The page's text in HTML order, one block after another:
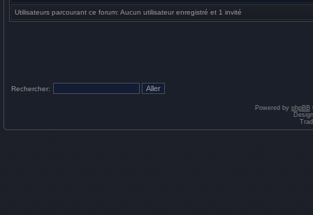
Utilisateurs parcourant ce forum: Aucun utilisateur enregistré et 1 invité
Rechercher:
Powered by phpBB